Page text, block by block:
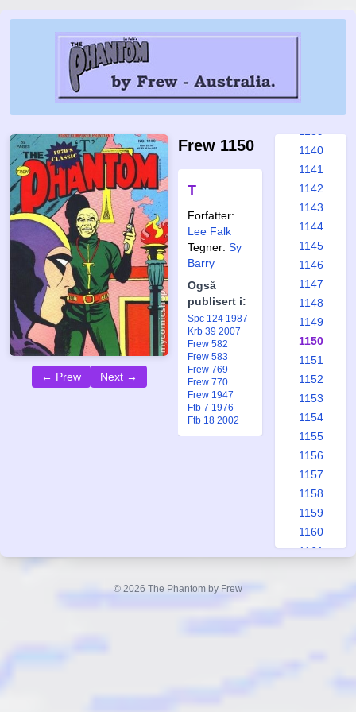
← Prew Next →
Frew 1150
T
Forfatter:
Lee Falk
Tegner: Sy
Barry
Også
publisert i:
Spc 124 1987
Krb 39 2007
Frew 582
Frew 583
Frew 769
Frew 770
Frew 1947
Ftb 7 1976
Ftb 18 2002
1133
1134
1140
1141
1142
1143
1144
1145
1146
1147
1148
1149
1150
1151
1152
1153
1154
1155
1156
1157
1158
1159
1160
1161
© 2026 The Phantom by Frew